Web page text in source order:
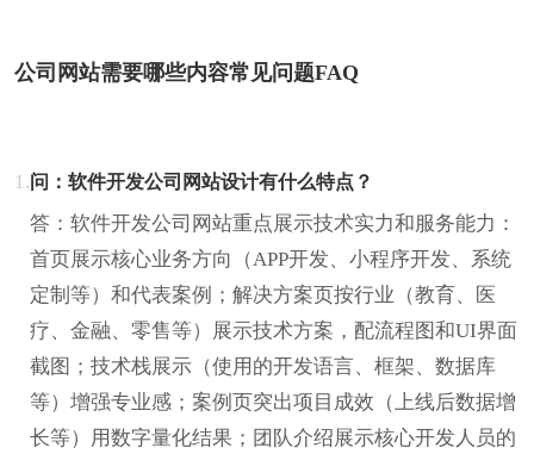
公司网站需要哪些内容常见问题FAQ
1.问：软件开发公司网站设计有什么特点？
答：软件开发公司网站重点展示技术实力和服务能力：
首页展示核心业务方向（APP开发、小程序开发、系统
定制等）和代表案例；解决方案页按行业（教育、医
疗、金融、零售等）展示技术方案，配流程图和UI界面
截图；技术栈展示（使用的开发语言、框架、数据库
等）增强专业感；案例页突出项目成效（上线后数据增
长等）用数字量化结果；团队介绍展示核心开发人员的